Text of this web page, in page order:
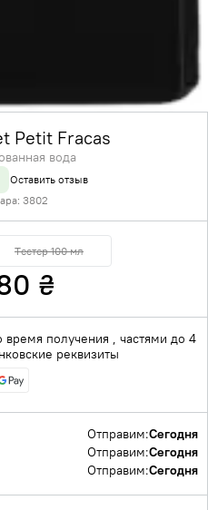
Petit Fracas
вода
Оставить отзыв
3802
Тестер 100 мл
₴
время получения , частями до 4
реквизиты
Отправим:Сегодня
Отправим:Сегодня
Отправим:Сегодня